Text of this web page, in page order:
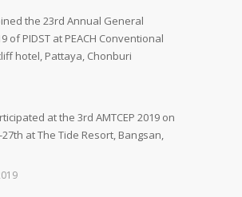
the 23rd Annual General
of PIDST at PEACH Conventional
hotel, Pattaya, Chonburi
at the 3rd AMTCEP 2019 on
at The Tide Resort, Bangsan,